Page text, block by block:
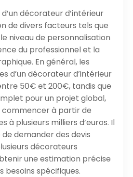
décorateur d’intérieur
de divers facteurs tels que
niveau de personnalisation
du professionnel et la
En général, les
d’un décorateur d’intérieur
50€ et 200€, tandis que
pour un projet global,
à partir de
à plusieurs milliers d’euros. Il
demander des devis
décorateurs
une estimation précise
besoins spécifiques.